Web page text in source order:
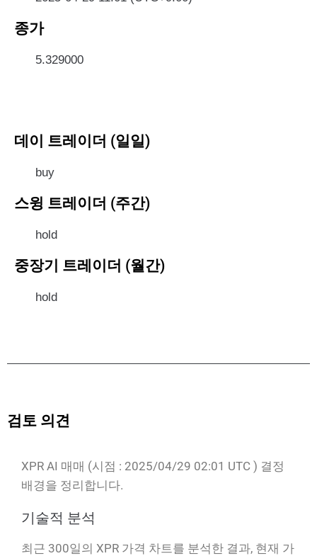
종가
5.329000
데이 트레이더 (일일)
buy
스윙 트레이더 (주간)
hold
중장기 트레이더 (월간)
hold
검토 의견
XPR AI 매매 (시점 : 2025/04/29 02:01 UTC ) 결정
배경을 정리합니다.
기술적 분석
최근 300일의 XPR 가격 차트를 분석한 결과, 현재 가